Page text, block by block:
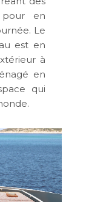
pour en
Le
est en
à
en
qui